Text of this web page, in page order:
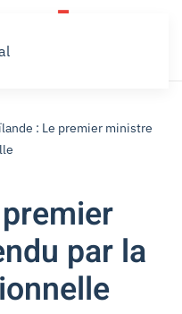
: Le premier ministre
par la